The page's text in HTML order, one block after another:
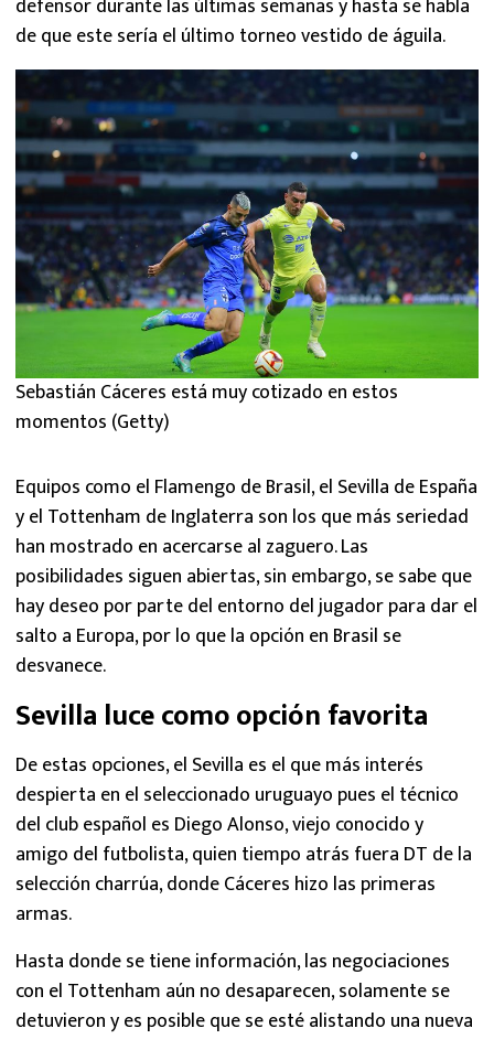
de que este sería el último torneo vestido de águila.
Sebastián Cáceres está muy cotizado en estos
momentos (Getty)
Equipos como el Flamengo de Brasil, el Sevilla de España
y el Tottenham de Inglaterra son los que más seriedad
han mostrado en acercarse al zaguero. Las
posibilidades siguen abiertas, sin embargo, se sabe que
hay deseo por parte del entorno del jugador para dar el
salto a Europa, por lo que la opción en Brasil se
desvanece.
Sevilla luce como opción favorita
De estas opciones, el Sevilla es el que más interés
despierta en el seleccionado uruguayo pues el técnico
del club español es Diego Alonso, viejo conocido y
amigo del futbolista, quien tiempo atrás fuera DT de la
selección charrúa, donde Cáceres hizo las primeras
armas.
Hasta donde se tiene información, las negociaciones
con el Tottenham aún no desaparecen, solamente se
detuvieron y es posible que se esté alistando una nueva